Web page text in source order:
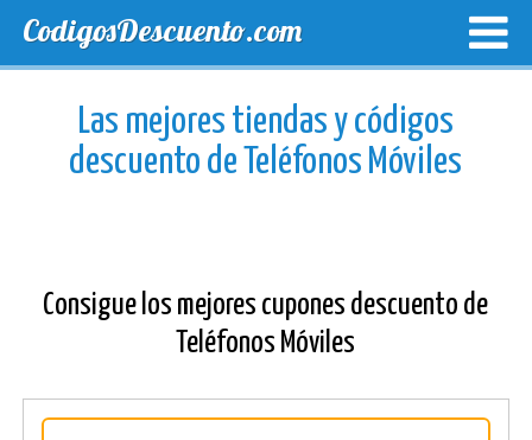
CodigosDescuento.com
Las mejores tiendas y códigos
descuento de Teléfonos Móviles
Consigue los mejores cupones descuento de
Teléfonos Móviles